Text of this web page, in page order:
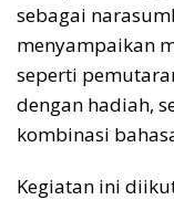
sebagai
menyampaikan
seperti
dengan hadiah,
kombinasi
Kegiatan ini